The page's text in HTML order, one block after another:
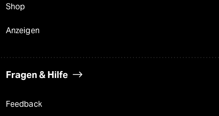
Shop
Anzeigen
Fragen & Hilfe
Feedback